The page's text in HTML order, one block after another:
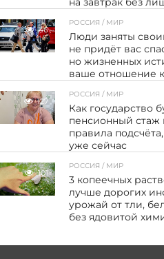
46
РОССИЯ / МИР
Люди заняты
не придёт вас
но жизненных
ваше отношение
127
РОССИЯ / МИР
Как государство
пенсионный стаж
правила
уже сейчас
101
РОССИЯ / МИР
3 копеечных
лучше дорогих
урожай от тли,
без ядовитой